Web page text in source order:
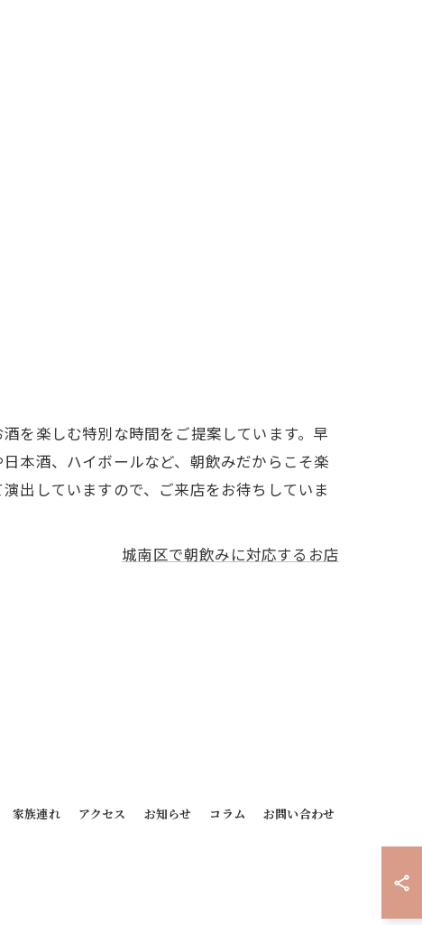
を楽しむ特別な時間をご提案しています。早
本酒、ハイボールなど、朝飲みだからこそ楽
出していますので、ご来店をお待ちしていま
城南区で朝飲みに対応するお店
家族連れ アクセス お知らせ コラム
お問い合わせ